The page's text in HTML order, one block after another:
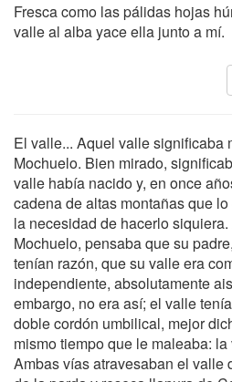
Fresca como las pálidas hojas
valle al alba yace ella junto a mí.
El valle... Aquel valle significaba
Mochuelo. Bien mirado,
valle había nacido y, en once
cadena de altas montañas que
la necesidad de hacerlo
Mochuelo, pensaba que su
tenían razón, que su valle era
independiente, absolutamente
embargo, no era así; el valle
doble cordón umbilical, mejor
mismo tiempo que le maleaba:
Ambas vías atravesaban el valle